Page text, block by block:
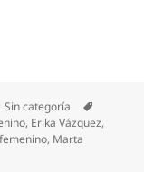
Categorías
Sin categoría
, Erika Vázquez,
, Marta
es incombustible